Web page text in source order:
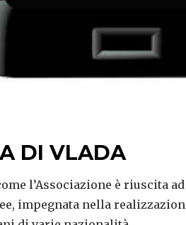
DI VLADA
l’Associazione è riuscita
impegnata nella